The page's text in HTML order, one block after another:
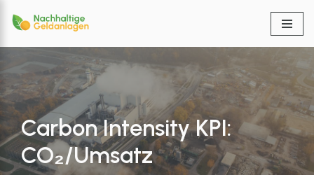
springen
Carbon Intensity KPI:
CO₂/Umsatz